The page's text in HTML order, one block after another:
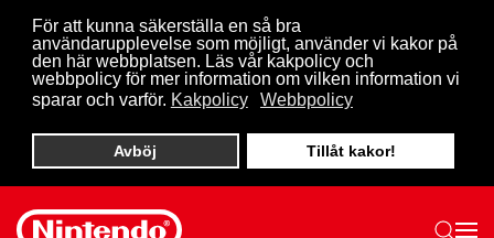
För att kunna säkerställa en så bra
användarupplevelse som möjligt, använder vi kakor på
den här webbplatsen. Läs vår kakpolicy och
webbpolicy för mer information om vilken information vi
sparar och varför. Kakpolicy Webbpolicy
Avböj Tillåt kakor!
Skip to main content